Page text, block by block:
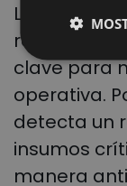
La
responder
clave para
operativa.
detecta un
insumos
manera